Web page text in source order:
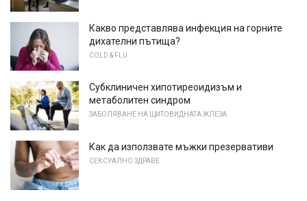
Какво представлява инфекция на горните
дихателни пътища?
COLD & FLU
Субклиничен хипотиреоидизъм и
метаболитен синдром
ЗАБОЛЯВАНЕ НА ЩИТОВИДНАТА ЖЛЕЗА
Как да използвате мъжки презервативи
СЕКСУАЛНО ЗДРАВЕ